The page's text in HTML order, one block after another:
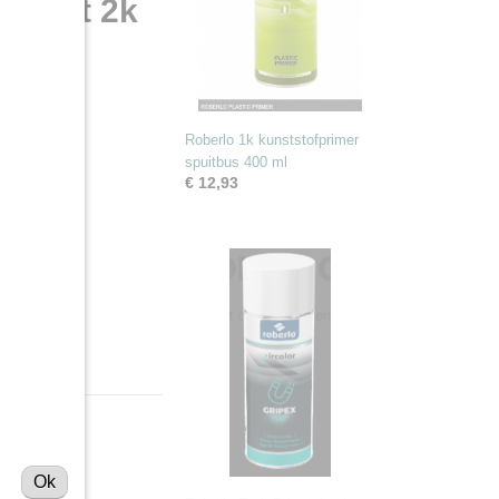
2k
Roberlo 1k kunststofprimer
spuitbus 400 ml
€ 12,93
Ok